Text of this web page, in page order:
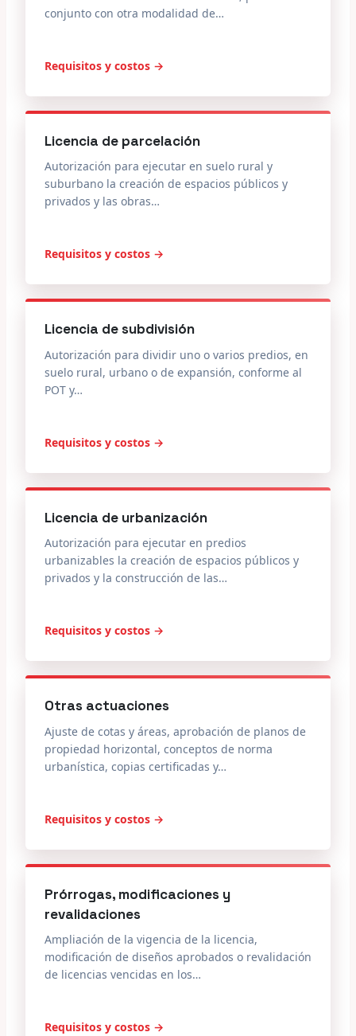
conjunto con otra modalidad de…
Requisitos y costos →
Licencia de parcelación
Autorización para ejecutar en suelo rural y
suburbano la creación de espacios públicos y
privados y las obras…
Requisitos y costos →
Licencia de subdivisión
Autorización para dividir uno o varios predios, en
suelo rural, urbano o de expansión, conforme al
POT y…
Requisitos y costos →
Licencia de urbanización
Autorización para ejecutar en predios
urbanizables la creación de espacios públicos y
privados y la construcción de las…
Requisitos y costos →
Otras actuaciones
Ajuste de cotas y áreas, aprobación de planos de
propiedad horizontal, conceptos de norma
urbanística, copias certificadas y…
Requisitos y costos →
Prórrogas, modificaciones y
revalidaciones
Ampliación de la vigencia de la licencia,
modificación de diseños aprobados o revalidación
de licencias vencidas en los…
Requisitos y costos →